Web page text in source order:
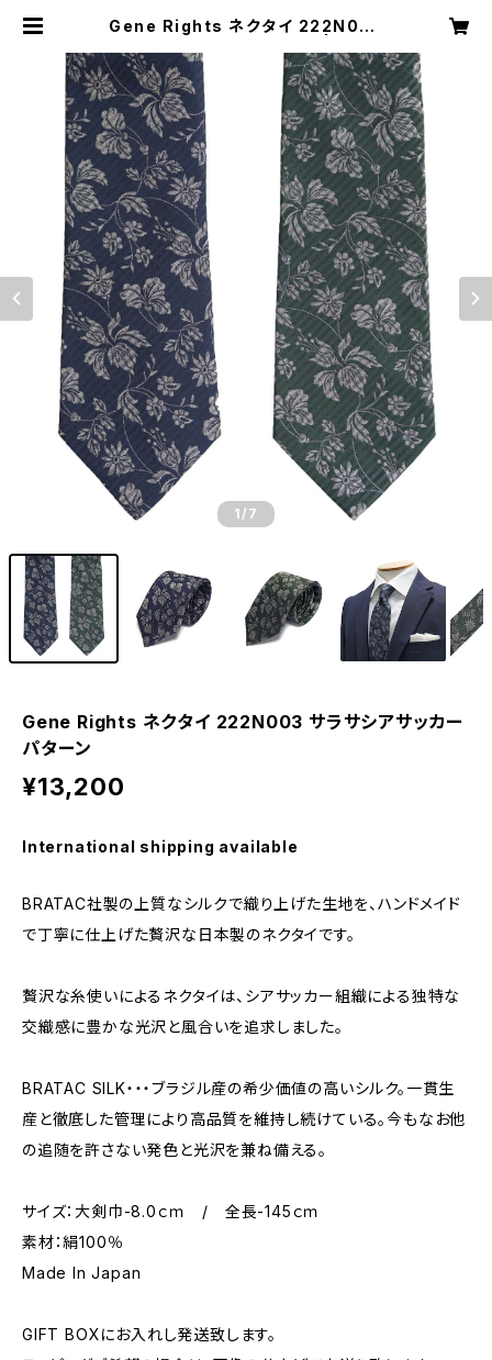
Gene Rights ネクタイ 222N003
1 /7
Gene Rights ネクタイ 222N003 サラサシアサッカー
パターン
¥13,200
International shipping available
BRATAC社製の上質なシルクで織り上げた生地を、ハンドメイド
で丁寧に仕上げた贅沢な日本製のネクタイです。
贅沢な糸使いによるネクタイは、シアサッカー組織による独特な
交織感に豊かな光沢と風合いを追求しました。
BRATAC SILK・・・ブラジル産の希少価値の高いシルク。一貫生
産と徹底した管理により高品質を維持し続けている。今もなお他
の追随を許さない発色と光沢を兼ね備える。
サイズ：大剣巾-8.0ｃｍ / 全長-145ｃｍ
素材：絹100％
Made In Japan
GIFT BOXにお入れし発送致します。